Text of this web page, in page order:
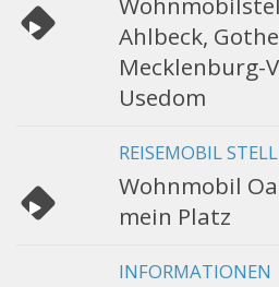
Ahlbeck,
Mecklenburg-
Usedom
REISEMOBIL
Wohnmobil
mein Platz
INFORMATIONEN